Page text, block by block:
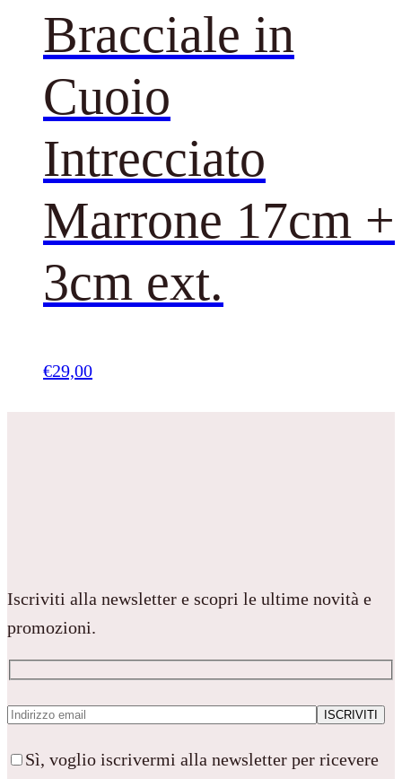
Bracciale in
Cuoio
Intrecciato
Marrone 17cm +
3cm ext.
€29,00
Iscriviti alla newsletter e scopri le ultime novità e
promozioni.
Sì, voglio iscrivermi alla newsletter per ricevere